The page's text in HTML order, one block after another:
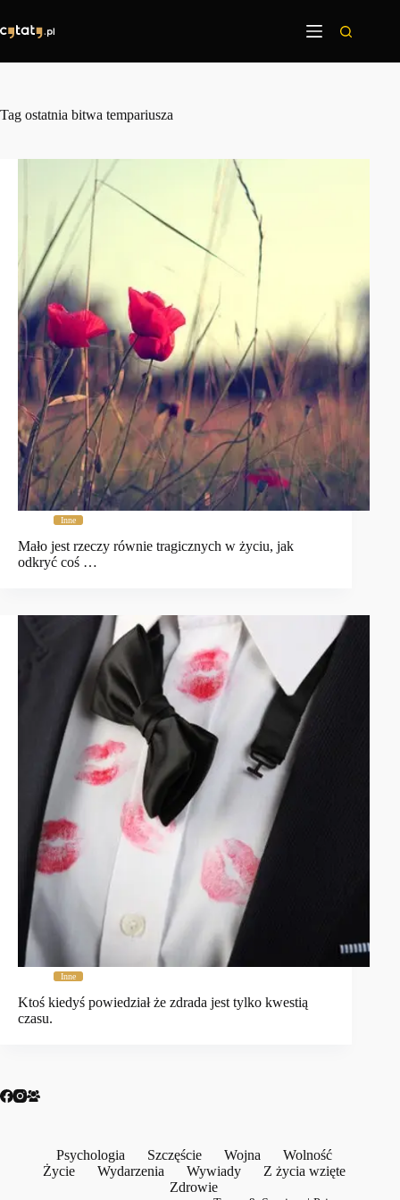
treści
Tag ostatnia bitwa tempariusza
Inne
Mało jest rzeczy równie tragicznych w życiu, jak
odkryć coś …
Inne
Ktoś kiedyś powiedział że zdrada jest tylko kwestią
czasu.
Psychologia Szczęście Wojna
Wolność
Życie
Wydarzenia Wywiady
Z życia wzięte
Zdrowie